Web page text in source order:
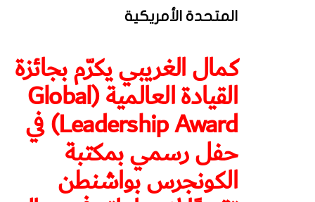
المتحدة الأمريكية
كمال الغريبي يكرّم بجائزة
القيادة العالمية (Global
Leadership Award) في
حفل رسمي بمكتبة
الكونجرس بواشنطن